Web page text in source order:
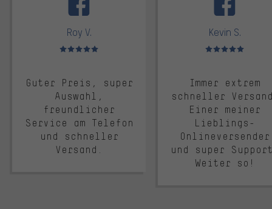
Roy V.
Bewertungen: 5 von 5
Guter Preis, super
Auswahl,
freundlicher
Service am Telefon
und schneller
Versand.
Kevin S.
Bewertungen: 5 von 5
Immer extrem
schneller
Einer meiner
Lieblings-
Onlineversender
und super
Weiter so!